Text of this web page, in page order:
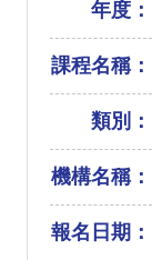
年度：
課程名稱：
類別：
機構名稱：
報名日期：